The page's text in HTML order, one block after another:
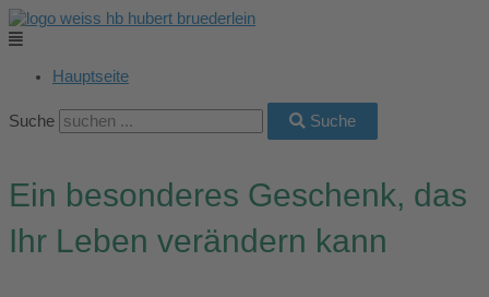
Zum
Inhalt
springen
Main
Menu
Hauptseite
Suche Suche
Ein besonderes Geschenk, das
Ihr Leben verändern kann
Main
Menu
Main
Menu
Main
Menu
Main
Menu